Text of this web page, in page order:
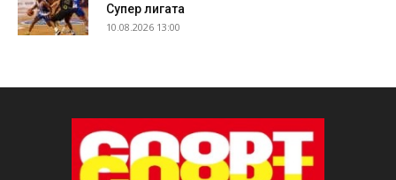
Супер лигата
10.08.2026 13:00